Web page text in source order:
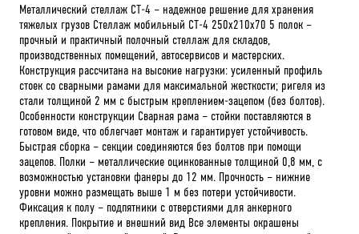
Металлический стеллаж СТ-4 – надежное решение для хранения
тяжелых грузов Стеллаж мобильный СТ-4 250x210x70 5 полок –
прочный и практичный полочный стеллаж для складов,
производственных помещений, автосервисов и мастерских.
Конструкция рассчитана на высокие нагрузки: усиленный профиль
стоек со сварными рамами для максимальной жесткости; ригеля из
стали толщиной 2 мм с быстрым креплением-зацепом (без болтов).
Особенности конструкции Сварная рама – стойки поставляются в
готовом виде, что облегчает монтаж и гарантирует устойчивость.
Быстрая сборка – секции соединяются без болтов при помощи
зацепов. Полки – металлические оцинкованные толщиной 0,8 мм, с
возможностью установки фанеры до 12 мм. Прочность – нижние
уровни можно размещать выше 1 м без потери устойчивости.
Фиксация к полу – подпятники с отверстиями для анкерного
крепления. Покрытие и внешний вид Все элементы окрашены